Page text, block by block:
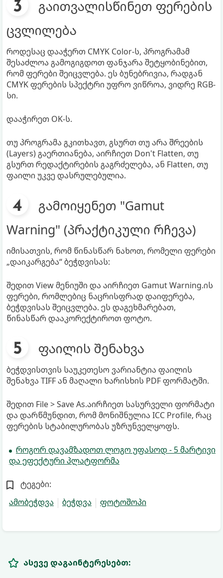
გაითვალისწინეთ ფერების
ცვლილება
როდესაც დააჭერთ CMYK Color-ს, პროგრამამ
შესაძლოა გამოგიგდოთ ფანჯარა შეტყობინებით,
რომ ფერები შეიცვლება. ეს ბუნებრივია, რადგან
CMYK ფერების სპექტრი უფრო ვიწროა, ვიდრე RGB-
სი.
დააჭირეთ OK-ს.
თუ პროგრამა გკითხავთ, გსურთ თუ არა შრეების
(Layers) გაერთიანება, აირჩიეთ Don't Flatten, თუ
გსურთ რედაქტირების გაგრძელება, ან Flatten, თუ
ფაილი უკვე დასრულებულია.
გამოიყენეთ "Gamut
Warning" (პრაქტიკული რჩევა)
იმისათვის, რომ წინასწარ ნახოთ, რომელი ფერები
„დაიკარგება“ ბეჭდვისას:
შედით View მენიუში და აირჩიეთ Gamut Warning.ის
ფერები, რომლებიც ნაცრისფრად დაიფერება,
ბეჭდვისას შეიცვლება. ეს დაგეხმარებათ,
წინასწარ დააკორექტიროთ ფოტო.
ფაილის შენახვა
ბეჭდვისთვის საუკეთესო ვარიანტია ფაილის
შენახვა TIFF ან მაღალი ხარისხის PDF ფორმატში.
შედით File > Save As.აირჩიეთ სასურველი ფორმატი
და დარწმუნდით, რომ მონიშნულია ICC Profile, რაც
ფერების სტაბილურობას უზრუნველყოფს.
როგორ დავამზადოთ ლოგო უფასოდ - 5 მარტივი
და ეფექტური პლატფორმა
ტეგები:
ამობეჭდვა
ბეჭდვა ფოტოშოპი
ასევე დაგაინტერესებთ: